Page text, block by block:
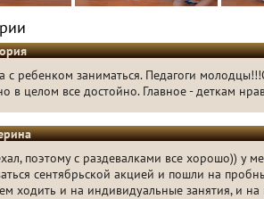
ребенком заниматься. Педагоги
в целом все достойно. Главное - деткам
поэтому с раздевалками все хорошо)) у
сентябрьской акцией и пошли на
ходить и на индивидуальные занятия, и